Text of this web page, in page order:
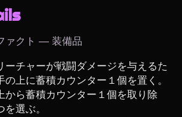
ァクト — 装備品
ーチャーが戦闘ダメージを与えるた
の上に蓄積カウンター１個を置く。
から蓄積カウンター１個を取り除
選ぶ。